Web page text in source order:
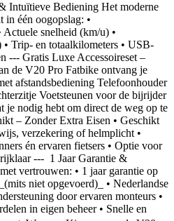
Intuïtieve Bediening Het moderne
één oogopslag: •
Actuele snelheid (km/u) •
Trip- en totaalkilometers • USB-
--- Gratis Luxe Accessoireset –
de V20 Pro Fatbike ontvang je
afstandsbediening Telefoonhouder
Voetsteunen voor de bijrijder
je nodig hebt om direct de weg op te
– Zonder Extra Eisen • Geschikt
verzekering of helmplicht •
én ervaren fietsers • Optie voor
--- ️ 1 Jaar Garantie &
vertrouwen: • 1 jaar garantie op
niet opgevoerd)_ • Nederlandse
door ervaren monteurs •
in eigen beheer • Snelle en